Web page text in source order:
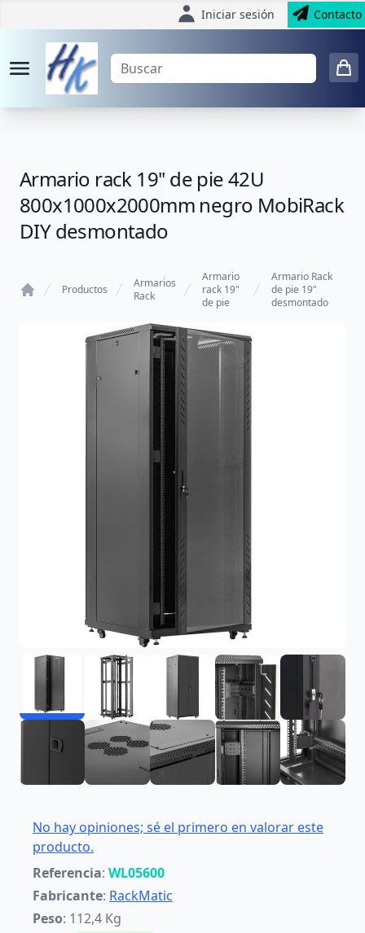
Iniciar sesión Contacto
Armario rack 19'' de pie 42U
800x1000x2000mm negro MobiRack
DIY desmontado
Productos
Armarios
Rack
Armario
rack 19"
de pie
Armario Rack
de pie 19"
desmontado
No hay opiniones; sé el primero en valorar este
producto.
Referencia: WL05600
Fabricante: RackMatic
Peso: 112,4 Kg